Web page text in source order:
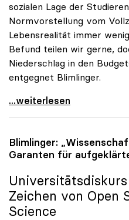
sozialen Lage der
Normvorstellung vom
Lebensrealität immer
Befund teilen wir gerne,
Niederschlag in den
entgegnet Blimlinger.
uniko: Realität des
...weiterlesen
Blimlinger:
Garanten für
Zeichen von Open
Science